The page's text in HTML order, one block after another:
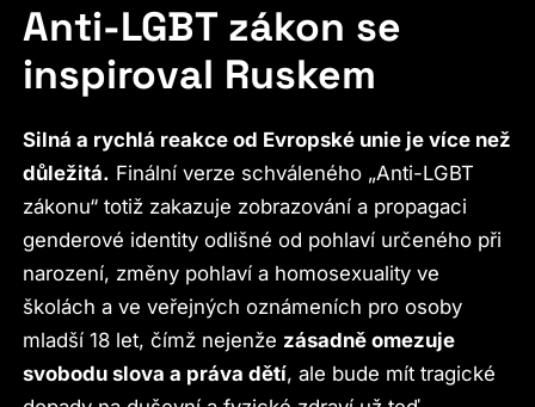
Anti-LGBT zákon se
inspiroval Ruskem
Silná a rychlá reakce od Evropské unie je více než
důležitá. Finální verze schváleného „Anti-LGBT
zákonu“ totiž zakazuje zobrazování a propagaci
genderové identity odlišné od pohlaví určeného při
narození, změny pohlaví a homosexuality ve
školách a ve veřejných oznámeních pro osoby
mladší 18 let, čímž nejenže zásadně omezuje
svobodu slova a práva dětí, ale bude mít tragické